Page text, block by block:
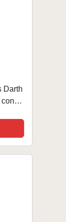
Darth